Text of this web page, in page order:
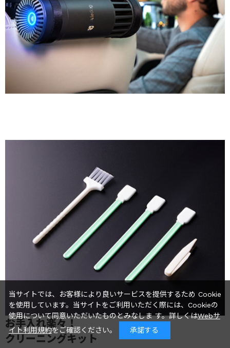
お手入れ楽々！
クリーニングキット
当サイトでは、お客様により良いサービスを提供するため Cookie
を使用しています。当サイトをご利用いただく際には、Cookieの
使用について同意いただいたものとみなしま す。詳しくはWebサ
イト利用規約をご確認ください。 承諾する